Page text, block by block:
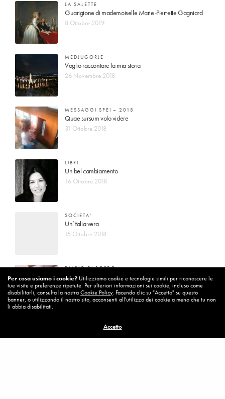
LA SALETTE
Guarigione di mademoiselle Marie-Pierrette Gagniard
8 Ottobre 2019
MEDJUGORJE
Voglio raccontare la mia storia
26 Novembre 2018
MESSAGGI SPEI – 2018
Quae sursum volo videre
31 Ottobre 2018
LIBRI
Un bel cambiamento
16 Ottobre 2018
SOCIETA'
Un’Italia vera
15 Ottobre 2018
DIARIO DI BORDO
La vita vince sempre
8 Ottobre 2018
Per cambiare ci vuole coraggio
8 Ottobre 2018
Per cosa usiamo i cookie? Utilizziamo cookie e tecnologie simili per riconoscere le
tue visite e preferenze ripetute. Per ulteriori informazioni sui cookie, incluso come
disabilitarli, consulta la nostraCookie Policy. Facendo clic su "Accetto" su questo
banner, o utilizzando il nostro sito, acconsenti all'utilizzo dei cookie a meno che tu non
li abbia disabilitati.
Accetto